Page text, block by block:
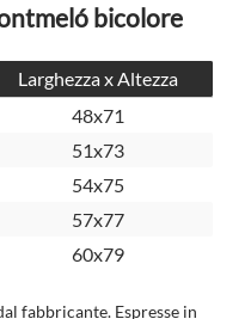
bicolore
Larghezza x Altezza
48x71
51x73
54x75
57x77
60x79
fabbricante. Espresse in